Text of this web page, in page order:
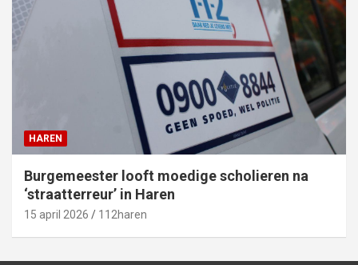
HAREN
Burgemeester looft moedige scholieren na
‘straatterreur’ in Haren
15 april 2026 112haren